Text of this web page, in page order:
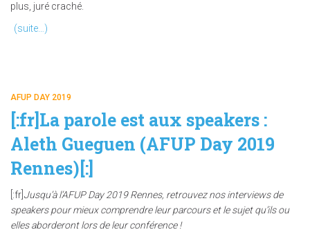
plus, juré craché.
(suite…)
AFUP DAY 2019
[:fr]La parole est aux speakers :
Aleth Gueguen (AFUP Day 2019
Rennes)[:]
[:fr] Jusqu’à l’AFUP Day 2019 Rennes, retrouvez nos interviews de
speakers pour mieux comprendre leur parcours et le sujet qu’ils ou
elles aborderont lors de leur conférence !